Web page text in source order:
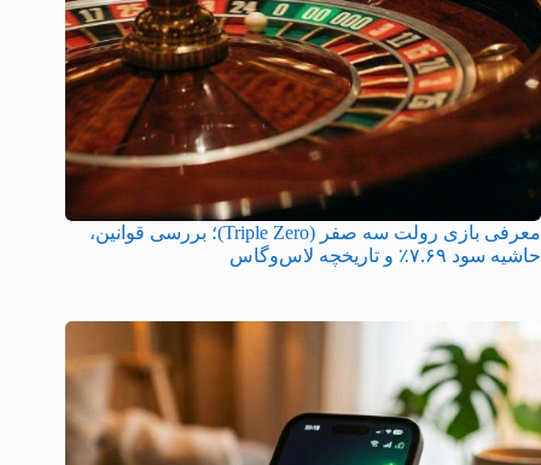
معرفی بازی رولت سه صفر (Triple Zero)؛ بررسی قوانین،
حاشیه سود ۷.۶۹٪ و تاریخچه لاس‌وگاس